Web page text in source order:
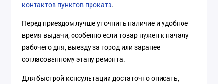
контактов пунктов проката.
Перед приездом лучше уточнить наличие и удобное
время выдачи, особенно если товар нужен к началу
рабочего дня, выезду за город или заранее
согласованному этапу ремонта.
Для быстрой консультации достаточно описать,